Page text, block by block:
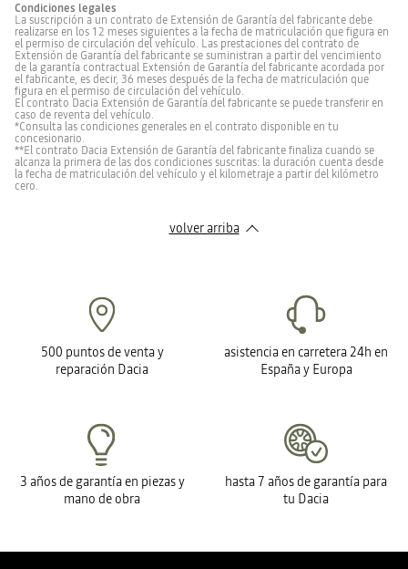
Condiciones legales
La suscripción a un contrato de Extensión de Garantía del fabricante debe
realizarse en los 12 meses siguientes a la fecha de matriculación que figura en
el permiso de circulación del vehículo. Las prestaciones del contrato de
Extensión de Garantía del fabricante se suministran a partir del vencimiento
de la garantía contractual Extensión de Garantía del fabricante acordada por
el fabricante, es decir, 36 meses después de la fecha de matriculación que
figura en el permiso de circulación del vehículo.
El contrato Dacia Extensión de Garantía del fabricante se puede transferir en
caso de reventa del vehículo.
*Consulta las condiciones generales en el contrato disponible en tu
concesionario.
**El contrato Dacia Extensión de Garantía del fabricante finaliza cuando se
alcanza la primera de las dos condiciones suscritas: la duración cuenta desde
la fecha de matriculación del vehículo y el kilometraje a partir del kilómetro
cero.
volver arriba
500 puntos de venta y
reparación Dacia
asistencia en carretera 24h en
España y Europa
3 años de garantía en piezas y
mano de obra
hasta 7 años de garantía para
tu Dacia